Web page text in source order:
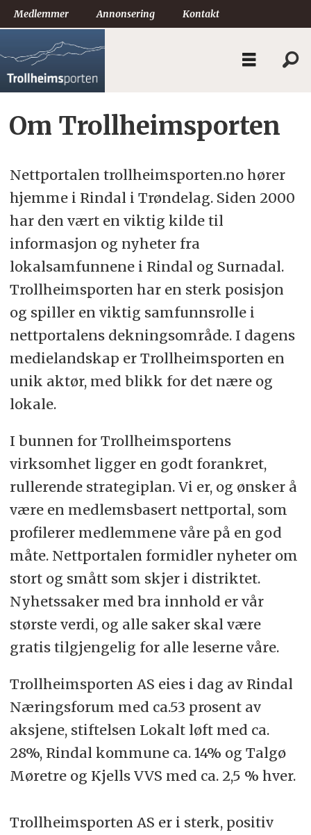
Medlemmer Annonsering Kontakt
Kontakt
Om Trollheimsporten
Nettportalen trollheimsporten.no hører
hjemme i Rindal i Trøndelag. Siden 2000
har den vært en viktig kilde til
informasjon og nyheter fra
lokalsamfunnene i Rindal og Surnadal.
Trollheimsporten har en sterk posisjon
og spiller en viktig samfunnsrolle i
nettportalens dekningsområde. I dagens
medielandskap er Trollheimsporten en
unik aktør, med blikk for det nære og
lokale.
I bunnen for Trollheimsportens
virksomhet ligger en godt forankret,
rullerende strategiplan. Vi er, og ønsker å
være en medlemsbasert nettportal, som
profilerer medlemmene våre på en god
måte. Nettportalen formidler nyheter om
stort og smått som skjer i distriktet.
Nyhetssaker med bra innhold er vår
største verdi, og alle saker skal være
gratis tilgjengelig for alle leserne våre.
Trollheimsporten AS eies i dag av Rindal
Næringsforum med ca.53 prosent av
aksjene, stiftelsen Lokalt løft med ca.
28%, Rindal kommune ca. 14% og Talgø
Møretre og Kjells VVS med ca. 2,5 % hver.
Trollheimsporten AS er i sterk, positiv